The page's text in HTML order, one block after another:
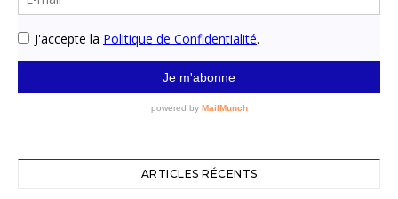
ARTICLES RÉCENTS